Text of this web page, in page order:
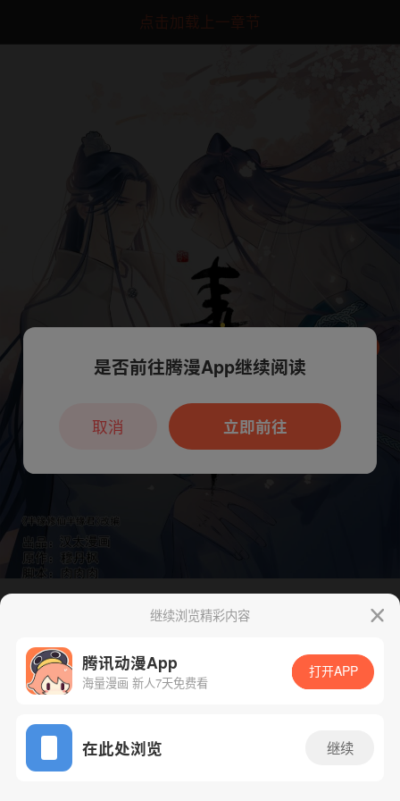
点击加载上一章节
App免费看
腾漫App免费看
继续浏览精彩内容
腾讯动漫App
海量漫画 新人7天免费看
打开APP
在此处浏览 继续
本章节仅支持App阅读，可打开App新用
户7天免费看
是否前往腾漫App继续阅读
立即前往
取消